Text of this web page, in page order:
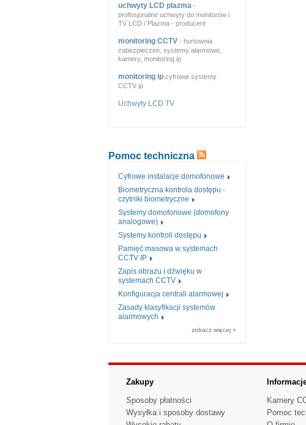
uchwyty LCD plazma -
profesjonalne uchwyty do monitorów i
TV LCD / Plazma - producent
monitoring CCTV - hurtownia
zabezpieczeń, systemy alarmowe,
kamery, monitoring ip
monitoring ip cyfrowe systemy
CCTV ip
Uchwyty LCD TV
Pomoc techniczna
Cyfrowe instalacje domofonowe
Biometryczna kontrola dostępu -
czytniki biometryczne
Systemy domofonowe (domofony
analogowe)
Systemy kontroli dostępu
Pamięć masowa w systemach
CCTV IP
Zapis obrazu i dźwięku w
systemach CCTV
Konfiguracja centrali alarmowej
Zasady klasyfikacji systemów
alarmowych
zobacz więcej »
Zakupy
Sposoby płatności
Wysyłka i sposoby dostawy
Kamery
Pomoc